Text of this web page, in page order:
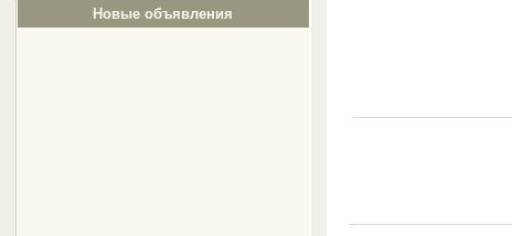
Новые объявления